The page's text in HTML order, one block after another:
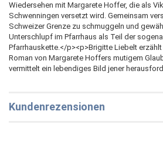
Wiedersehen mit Margarete Hoffer, die als
Schwenningen versetzt wird. Gemeinsam
Schweizer Grenze zu schmuggeln und
Unterschlupf im Pfarrhaus als Teil der
Pfarrhauskette.</p><p>Brigitte Liebelt
Roman von Margarete Hoffers mutigem
vermittelt ein lebendiges Bild jener
Kundenrezensionen